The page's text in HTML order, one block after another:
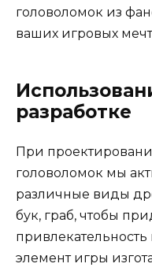
головоломок из
ваших игровых
разработке
При
головоломок мы
различные виды
бук, граб, чтобы
элемент игры